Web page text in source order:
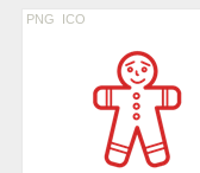
PNG ICO